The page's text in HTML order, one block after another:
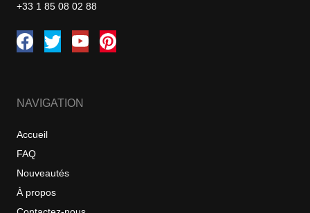
+33 1 85 08 02 88
NAVIGATION
Accueil
FAQ
Nouveautés
À propos